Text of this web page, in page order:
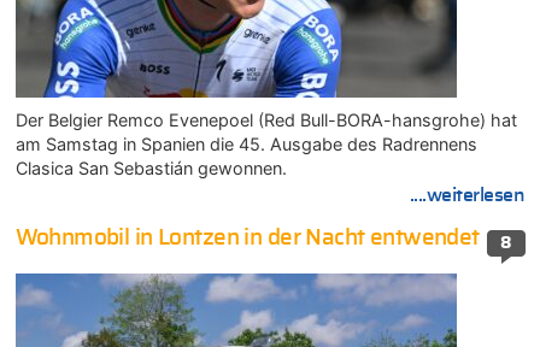
Der Belgier Remco Evenepoel (Red Bull-BORA-hansgrohe) hat
am Samstag in Spanien die 45. Ausgabe des Radrennens
Clasica San Sebastián gewonnen.
....weiterlesen
8
Wohnmobil in Lontzen in der Nacht entwendet